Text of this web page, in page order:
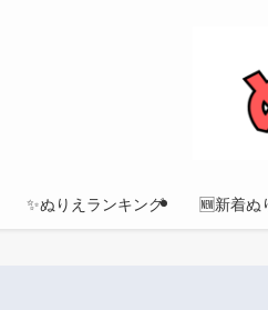
✨ぬりえランキング 🆕新着ぬ